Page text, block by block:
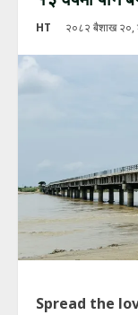
HT २०८२ बैशाख २०,
Spread the